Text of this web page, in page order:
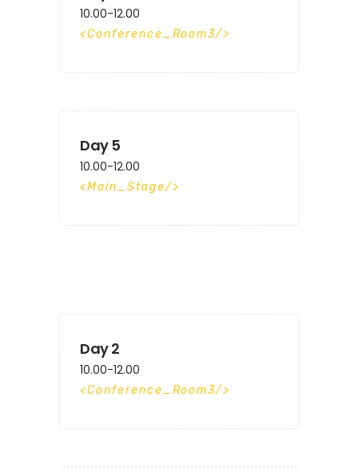
10.00-12.00
Conference_Room3
Day 5
10.00-12.00
Main_Stage
Day 2
10.00-12.00
Conference_Room3